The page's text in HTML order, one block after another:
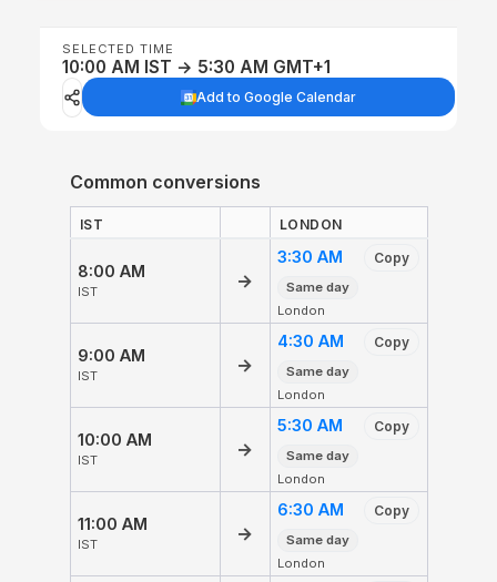
SELECTED TIME
10:00 AM IST → 5:30 AM GMT+1
Add to Google Calendar
Common conversions
IST LONDON
8:00 AM
IST
→
3:30 AM Copy
Same day
London
9:00 AM
IST
→
4:30 AM Copy
Same day
London
10:00 AM
IST
→
5:30 AM Copy
Same day
London
11:00 AM
IST
→
6:30 AM Copy
Same day
London